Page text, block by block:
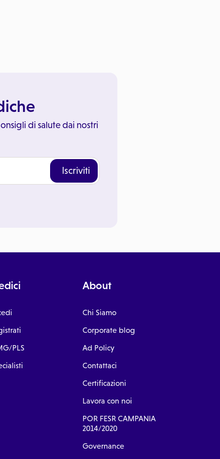
di salute dai nostri
Iscriviti
PLS
About
Chi Siamo
Corporate blog
Ad Policy
Contattaci
Certificazioni
Lavora con noi
POR FESR CAMPANIA
2014/2020
Governance